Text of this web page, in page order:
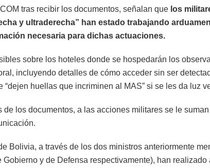
tras recibir los documentos, señalan que los
y ultraderecha” han estado trabajando
necesaria para dichas actuaciones.
sobre los hoteles donde se hospedarán los
incluyendo detalles de cómo acceder sin ser
“dejen huellas que incriminen al MAS” si se les da luz
los documentos, a las acciones militares se le
Bolivia, a través de los dos ministros anteriormente
y de Defensa respectivamente), han realizado